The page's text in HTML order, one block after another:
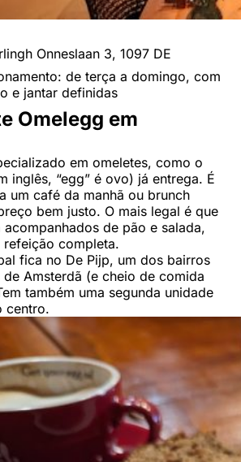
Onneslaan 3, 1097 DE
de terça a domingo, com
e jantar definidas
Omelegg em
em omeletes, como o
inglês, “egg” é ovo) já entrega. É
um café da manhã ou brunch
bem justo. O mais legal é que
de pão e salada,
refeição completa.
fica no De Pijp, um dos bairros
Amsterdã (e cheio de comida
também uma segunda unidade
centro.